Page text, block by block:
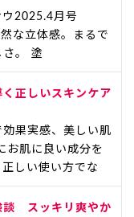
ウ2025.4月号
な立体感。まるで
さ。 塗
く正しいスキンケア
果実感、美しい肌
お肌に良い成分を
しい使い方でな
談 スッキリ爽やか